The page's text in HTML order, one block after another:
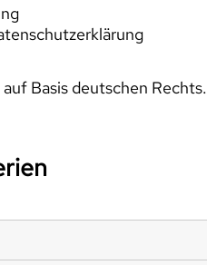
Basis deutschen Rechts.